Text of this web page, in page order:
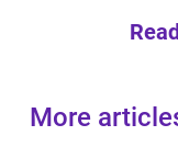
More